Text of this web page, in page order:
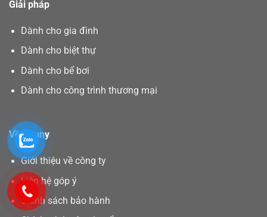
Giải pháp
Dành cho gia đình
Dành cho biệt thự
Dành cho bể bơi
Dành cho công trình thương mại
Về Asuny
Giới thiệu về công ty
Liên hệ góp ý
Chính sách bảo hành